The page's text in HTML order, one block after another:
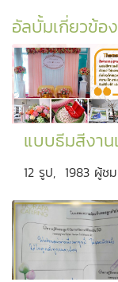
อัลบั้มเกี่ยวข้อง
12 รูป, 1983 ผู้ชม